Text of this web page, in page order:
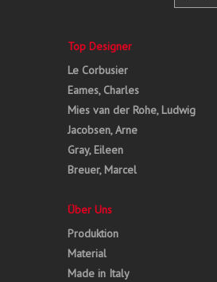
Top Designer
Le Corbusier
Eames, Charles
Mies van der Rohe, Ludwig
Jacobsen, Arne
Gray, Eileen
Breuer, Marcel
Über Uns
Produktion
Material
Made in Italy